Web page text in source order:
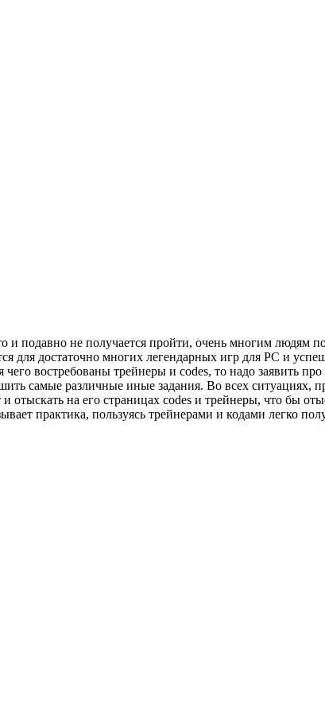
не получается пройти, очень многим людям
для достаточно многих легендарных игр для PC и
востребованы трейнеры и codes, то надо заявить
самые различные иные задания. Во всех ситуациях,
на его страницах codes и трейнеры, что бы
практика, пользуясь трейнерами и кодами легко